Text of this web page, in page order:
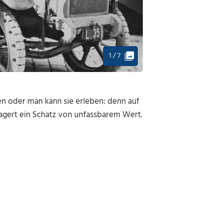
1 / 7
oder man kann sie erleben: denn auf
ein Schatz von unfassbarem Wert.